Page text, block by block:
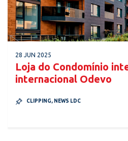
28 JUN 2025
Loja do Condomínio
internacional Odevo
CLIPPING, NEWS LDC